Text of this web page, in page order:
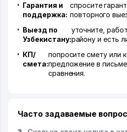
Гарантия и
поддержка:
спросите
повторного
Выезд по
Узбекистану:
уточните,
району и есть
КП/
смета:
попросите смету или
предложение в
сравнения.
Часто задаваемые